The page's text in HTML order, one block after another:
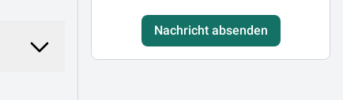
Nachricht absenden